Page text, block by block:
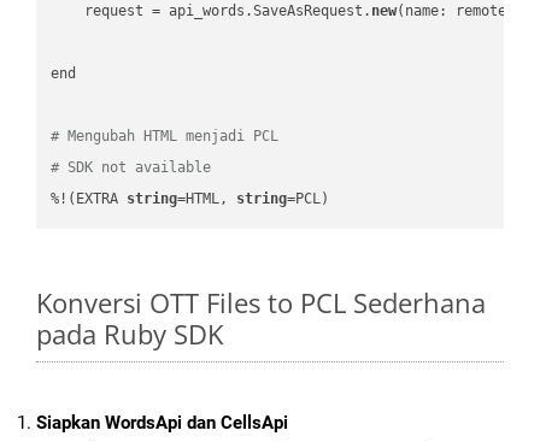
    request = api_words.SaveAsRequest.
new(name:
end
# Mengubah HTML menjadi PCL
# SDK not available
%!(EXTRA string=HTML, string=PCL)
Konversi OTT Files to PCL Sederhana
pada Ruby SDK
Siapkan WordsApi dan CellsApi